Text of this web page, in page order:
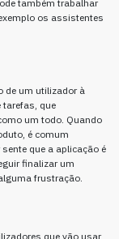
também trabalhar
os assistentes
de um utilizador à
tarefas, que
um todo. Quando
é comum
que a aplicação é
finalizar um
frustração.
que vão usar